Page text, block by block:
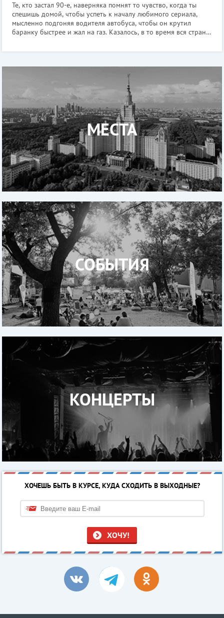
Те, кто застал 90-е, наверняка помнят то чувство, когда ты
спешишь домой, чтобы успеть к началу любимого сериала,
мысленно подгоняя водителя автобуса, чтобы он крутил
баранку быстрее и жал на газ. Казалось, в то время вся страна
обсуждали на заня
МЕСТА
СОБЫТИЯ
КОНЦЕРТЫ
ХОЧЕШЬ БЫТЬ В КУРСЕ, КУДА СХОДИТЬ В ВЫХОДНЫЕ?
ХОЧУ!